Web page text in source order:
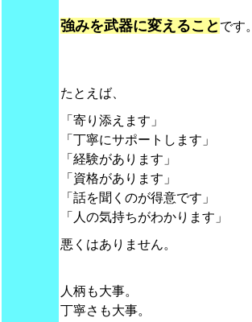
強みを武器に変えること です。
たとえば、
「寄り添えます」
「丁寧にサポートします」
「経験があります」
「資格があります」
「話を聞くのが得意です」
「人の気持ちがわかります」
悪くはありません。
人柄も大事。
丁寧さも大事。